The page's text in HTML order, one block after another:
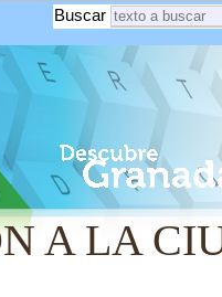
Buscar
A LA